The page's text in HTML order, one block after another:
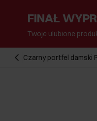
FINAŁ
Twoje ulubione
Czarny portfel damski